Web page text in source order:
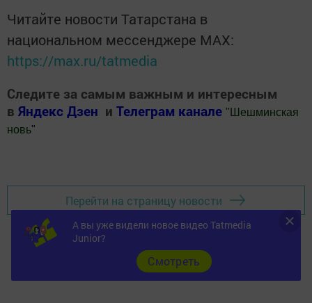
Читайте новости Татарстана в
национальном мессенджере MАХ:
https://max.ru/tatmedia
Следите за самым важным и интересным
в Яндекс Дзен и Телеграм канале " Шешминская
новь"
Перейти на страницу новости
А вы уже видели новое видео Tatmedia
Junior?
Cмотреть